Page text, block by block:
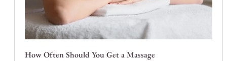
How Often Should You Get a Massage